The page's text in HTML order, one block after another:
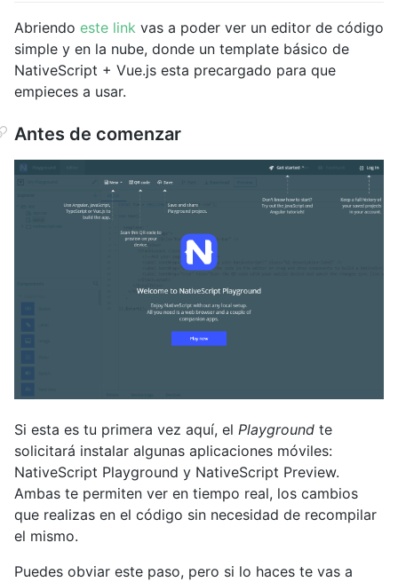
Abriendo este link vas a poder ver un editor de código
simple y en la nube, donde un template básico de
NativeScript + Vue.js esta precargado para que
empieces a usar.
Antes de comenzar
Si esta es tu primera vez aquí, el Playground te
solicitará instalar algunas aplicaciones móviles:
NativeScript Playground y NativeScript Preview.
Ambas te permiten ver en tiempo real, los cambios
que realizas en el código sin necesidad de recompilar
el mismo.
Puedes obviar este paso, pero si lo haces te vas a